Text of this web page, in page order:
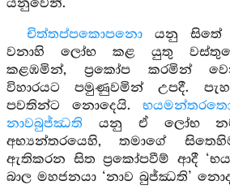
යනුවෙනි.
චිත්තප්පකොපනොයනු සිතේ
වනාහි ලෝභ කළ යුතු
කළඹමින්, ප්‍රකෝප කරමින්
විහාරයට පමුණුවමින් උපදී.
පවතින්ට නොදෙයි.
නාවබුජ්ඣති යනු ඒ ලෝභ නම්
අභ්‍යන්තරයෙහි, තමාගේ
ඇතිකරන සිත ප්‍රකෝපවීම් ආදී
බාල මහජනයා ‘නාව බුජ්ඣති’